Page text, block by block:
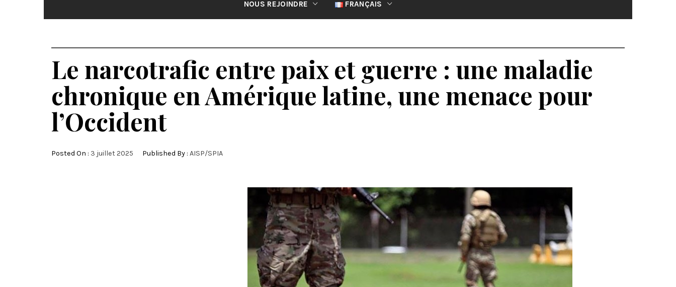
NOUS REJOINDRE FRANÇAIS
Le narcotrafic entre paix et guerre : une maladie
chronique en Amérique latine, une menace pour
l’Occident
Posted On : 3 juillet 2025 Published By : AISP/SPIA